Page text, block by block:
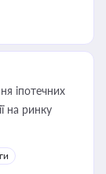
іпотечних
на ринку